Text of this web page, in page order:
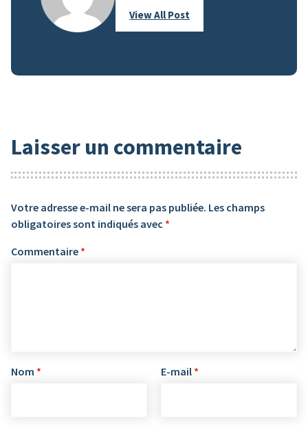
View All Post
Laisser un commentaire
Votre adresse e-mail ne sera pas publiée. Les champs
obligatoires sont indiqués avec *
Commentaire *
Nom * E-mail *